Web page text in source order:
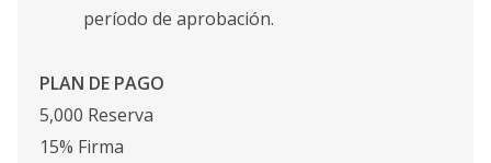
período de aprobación.
PLAN DE PAGO
5,000 Reserva
15% Firma